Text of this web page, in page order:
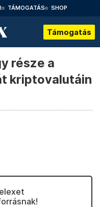
TÁMOGATÁS SHOP
Támogatás
része a
kriptovalutáin